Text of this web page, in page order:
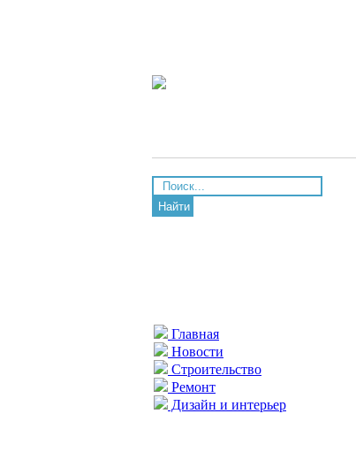
Найти
Главная
Новости
Строительство
Ремонт
Дизайн и интерьер